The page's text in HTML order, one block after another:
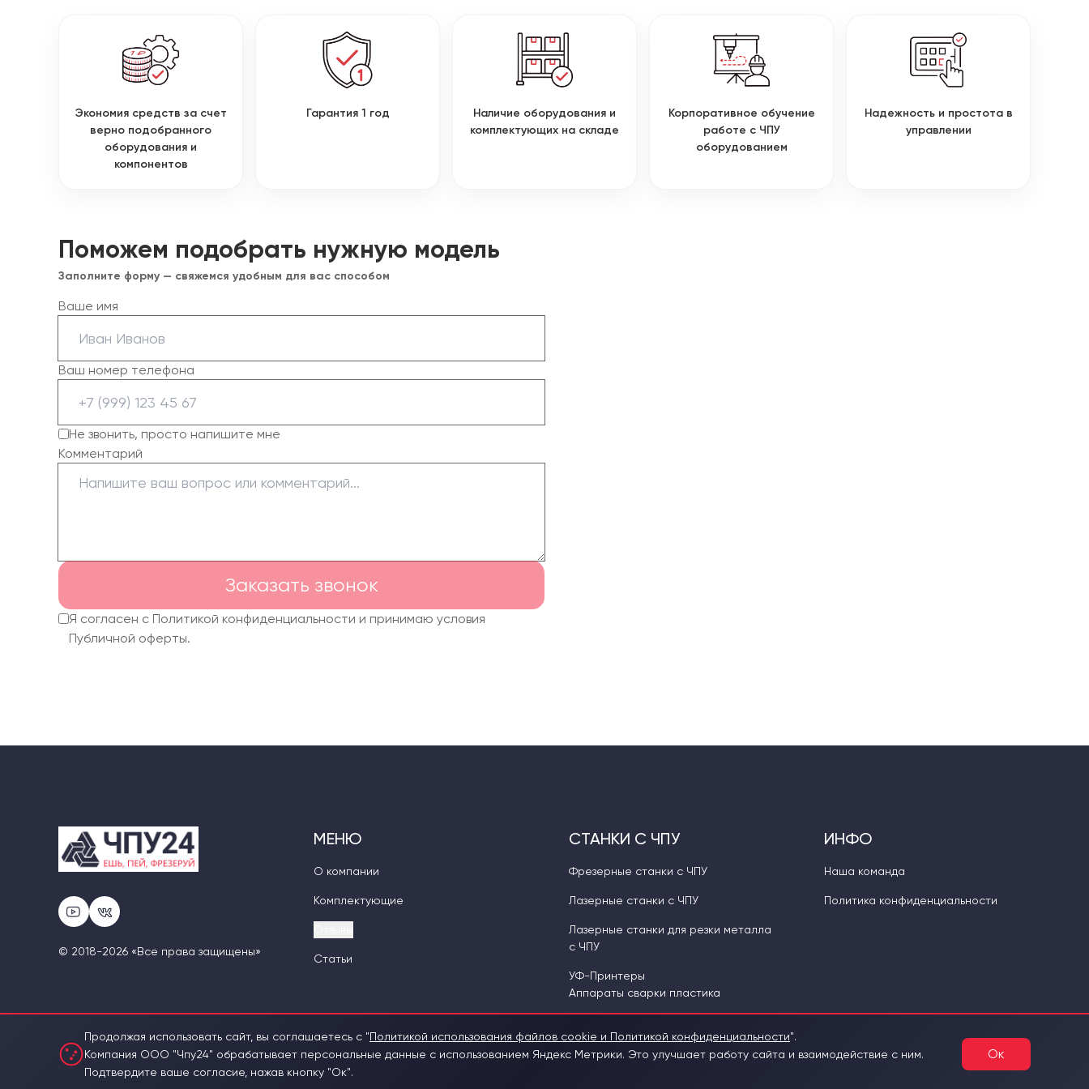
Экономия средств за счет
верно подобранного
оборудования и
компонентов
Гарантия 1 год
Наличие оборудования и
комплектующих на складе
Корпоративное обучение
работе с ЧПУ
оборудованием
Надежность и простота в
управлении
Поможем подобрать нужную модель
Заполните форму — свяжемся удобным для вас способом
Ваше имя
Ваш номер телефона
Не звонить, просто напишите мне
Комментарий
Заказать звонок
Я согласен с Политикой конфиденциальности и принимаю условия
Публичной оферты.
© 2018-2026 «Все права защищены»
МЕНЮ
О компании
Комплектующие
Статьи
СТАНКИ С ЧПУ
Фрезерные станки с ЧПУ
Лазерные станки с ЧПУ
Лазерные станки для резки металла
с ЧПУ
УФ-Принтеры
Аппараты сварки пластика
ИНФО
Наша команда
Политика конфиденциальности
Продолжая использовать сайт, вы соглашаетесь с "Политикой использования файлов cookie и Политикой конфиденциальности".
Компания ООО "Чпу24" обрабатывает персональные данные с использованием Яндекс Метрики. Это улучшает работу сайта и взаимодействие с ним.
Подтвердите ваше согласие, нажав кнопку "Ок".
Ок